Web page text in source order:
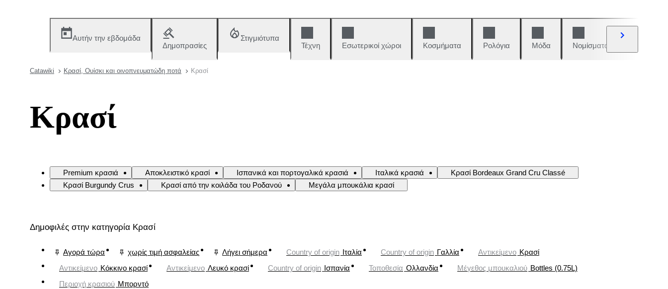
Αυτήν την εβδομάδα
Δημοπρασίες
Στιγμιότυπα
Τέχνη
Εσωτερικοί χώροι Κοσμήματα Ρολόγια Μόδα Νομίσματα και
Catawiki Κρασί, Ουίσκι και οινοπνευματώδη ποτά Κρασί
Κρασί
Premium κρασιά Αποκλειστικό κρασί Ισπανικά και πορτογαλικά κρασιά Ιταλικά κρασιά
Κρασί Bordeaux Grand Cru Classé
Κρασί Burgundy Crus
Κρασί από την κοιλάδα του Ροδανού Μεγάλα μπουκάλια κρασί
Δημοφιλές στην κατηγορία Κρασί
Αγορά τώρα χωρίς τιμή ασφαλείας Λήγει σήμερα Country of origin Ιταλία Country of origin Γαλλία Αντικείμενο Κρασί
Αντικείμενο Κόκκινο κρασί Αντικείμενο Λευκό κρασί Country of origin Ισπανία Τοποθεσία Ολλανδία Μέγεθος μπουκαλιού Bottles (0.75L)
Περιοχή κρασιού Μπορντό